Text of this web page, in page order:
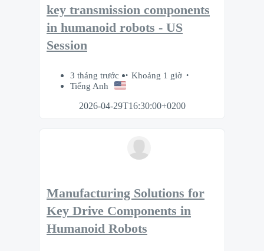
key transmission components
in humanoid robots - US
Session
3 tháng trước
Khoảng 1 giờ
Tiếng Anh
2026-04-29T16:30:00+0200
Manufacturing Solutions for
Key Drive Components in
Humanoid Robots